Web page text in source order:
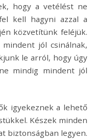
hogy a vetélést ne
kell hagyni azzal a
közvetítünk feléjük.
jól csinálnak,
le arról, hogy úgy
mindig mindent jól
igyekeznek a lehető
Készek minden
biztonságban legyen.